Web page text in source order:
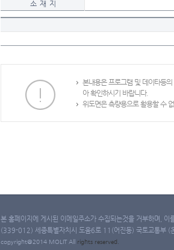
소 재 지
본내용은 프로그램 및 데이타등
아 확인하시기 바랍니다.
위도면은 측량용으로 활용할 수
본 홈페이지에 게시된 이메일주소가 수집되는것을 거부하며,
(339-012) 세종특별자치시 도움6로 11(어진동) 국토교통
copyright@2014 MOLIT All rights reserved.